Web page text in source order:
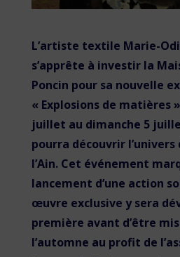
L’artiste textile Marie-
s’apprête à investir la
Poncin pour sa nouvelle
« Explosions de matières
juillet au dimanche 5
pourra découvrir
l’Ain. Cet événement
lancement d’une action
œuvre exclusive y sera
première avant d’être
l’automne au profit de